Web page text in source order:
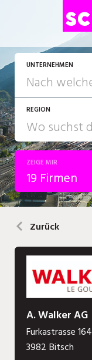
UNTERNEHMEN
REGION
ZEIGE MIR
19 Firmen
Zurück
A. Walker AG
Furkastrasse 164
3982 Bitsch